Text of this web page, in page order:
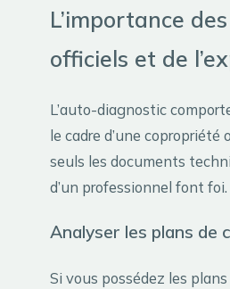
L’importance
officiels et de
L’auto-diagnostic
le cadre d’une copropriété
seuls les documents
d’un professionnel font foi.
Analyser les plans de
Si vous possédez les